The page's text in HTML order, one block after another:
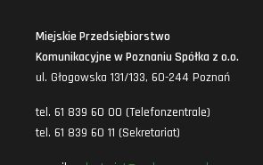
Miejskie Przedsiębiorstwo
Komunikacyjne w Poznaniu Spółka z o.o.
ul. Głogowska 131/133, 60-244 Poznań
tel. 61 839 60 00 (Telefonzentrale)
tel. 61 839 60 11 (Sekretariat)